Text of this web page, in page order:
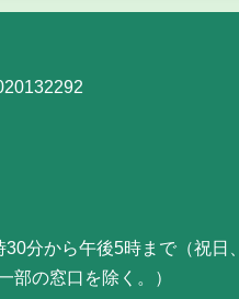
分から午後5時まで（祝日、
部の窓口を除く。）